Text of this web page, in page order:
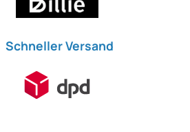
Schneller Versand